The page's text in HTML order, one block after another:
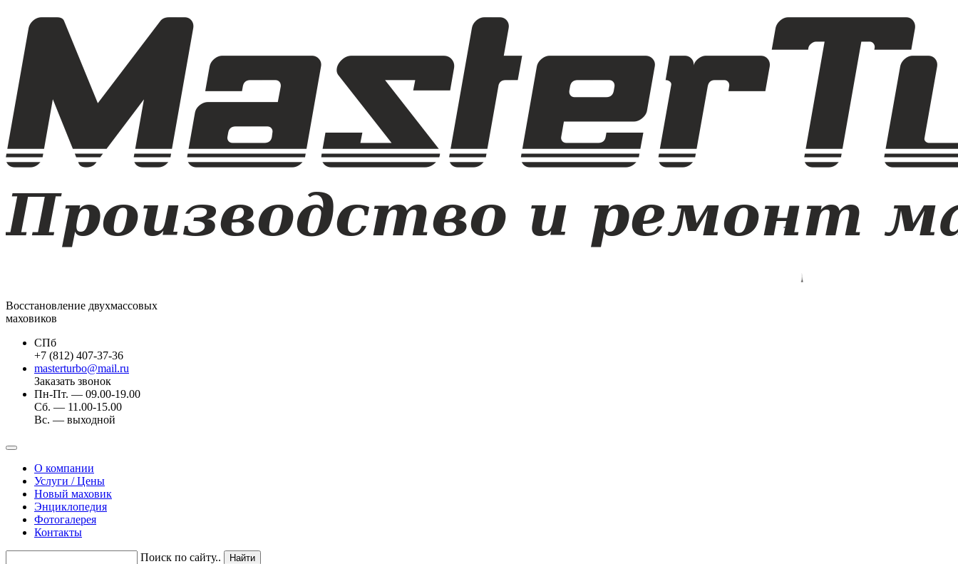
Восстановление двухмассовых
маховиков
СПб
+7 (812) 407-37-36
masterturbo@mail.ru
Заказать звонок
Пн-Пт. — 09.00-19.00
Сб. — 11.00-15.00
Вс. — выходной
О компании
Услуги / Цены
Новый маховик
Энциклопедия
Фотогалерея
Контакты
Поиск по сайту..